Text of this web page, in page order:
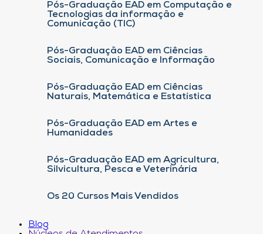
Pós-Graduação EAD em Computação e
Tecnologias da informação e
Comunicação (TIC)
Pós-Graduação EAD em Ciências
Sociais, Comunicação e Informação
Pós-Graduação EAD em Ciências
Naturais, Matemática e Estatística
Pós-Graduação EAD em Artes e
Humanidades
Pós-Graduação EAD em Agricultura,
Silvicultura, Pesca e Veterinária
Os 20 Cursos Mais Vendidos
Blog